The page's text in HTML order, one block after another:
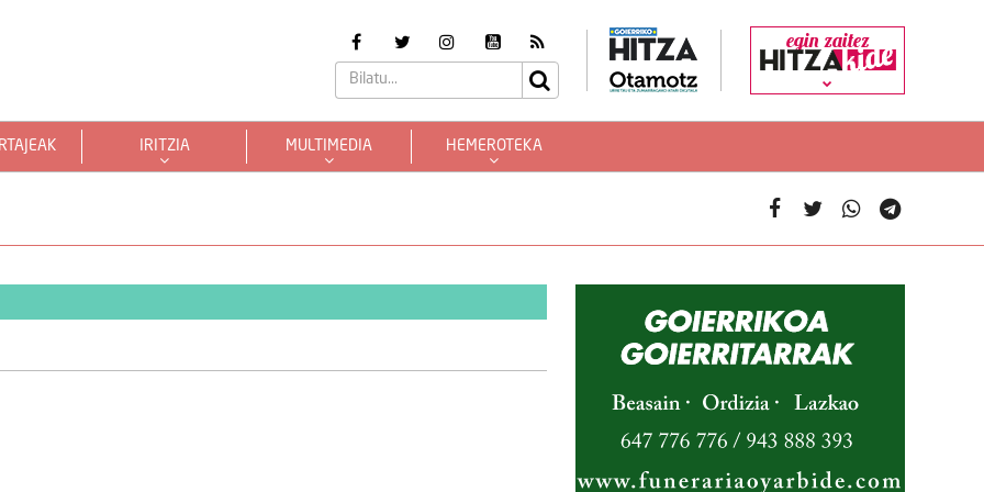
egin zaitez
IRITZIA MULTIMEDIA HEMEROTEKA